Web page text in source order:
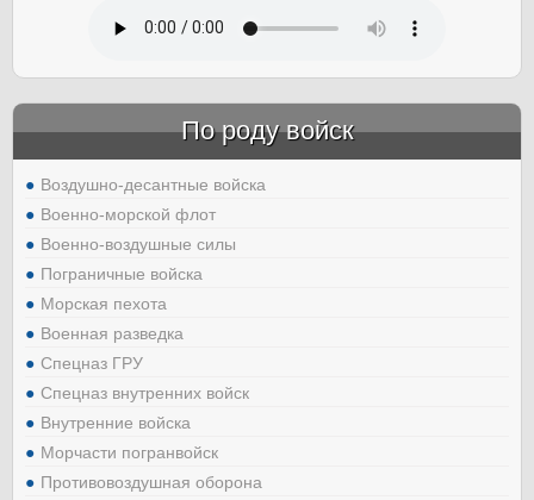
По роду войск
Воздушно-десантные войска
Военно-морской флот
Военно-воздушные силы
Пограничные войска
Морская пехота
Военная разведка
Спецназ ГРУ
Спецназ внутренних войск
Внутренние войска
Морчасти погранвойск
Противовоздушная оборона